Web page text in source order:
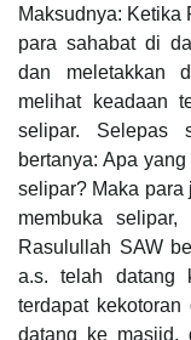
Maksudnya: Ketika
para sahabat di
dan meletakkan
melihat keadaan
selipar. Selepas
bertanya: Apa
selipar? Maka para
membuka
Rasulullah SAW
a.s. telah datang
terdapat
datang ke masjid,